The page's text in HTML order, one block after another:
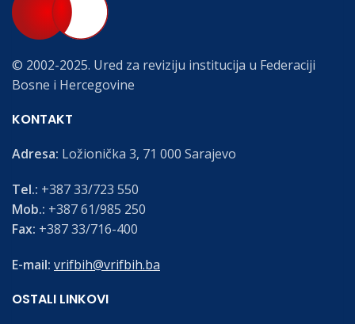
© 2002-2025. Ured za reviziju institucija u Federaciji
Bosne i Hercegovine
KONTAKT
Adresa: Ložionička 3, 71 000 Sarajevo
Tel.: +387 33/723 550
Mob.: +387 61/985 250
Fax: +387 33/716-400
E-mail: vrifbih@vrifbih.ba
OSTALI LINKOVI